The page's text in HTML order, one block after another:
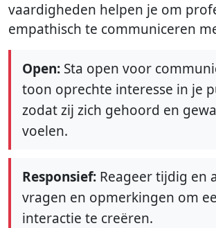
vaardigheden helpen je om
empathisch te communiceren
Open: Sta open voor
toon oprechte interesse in je
zodat zij zich gehoord en
voelen.
Responsief: Reageer tijdig en
vragen en opmerkingen om
interactie te creëren.